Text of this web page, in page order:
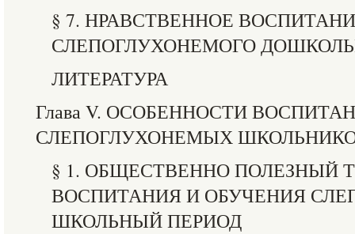
§ 7. НРАВСТВЕННОЕ
СЛЕПОГЛУХОНЕМОГО
ЛИТЕРАТУРА
Глава V. ОСОБЕННОСТИ
СЛЕПОГЛУХОНЕМЫХ
§ 1. ОБЩЕСТВЕННО ПОЛЕЗНЫЙ
ВОСПИТАНИЯ И ОБУЧЕНИЯ
ШКОЛЬНЫЙ ПЕРИОД